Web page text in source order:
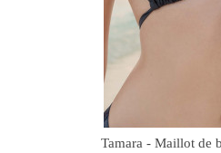
Tamara - Maillot de